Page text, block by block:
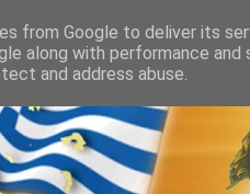
from Google to deliver its
along with performance
and address abuse.